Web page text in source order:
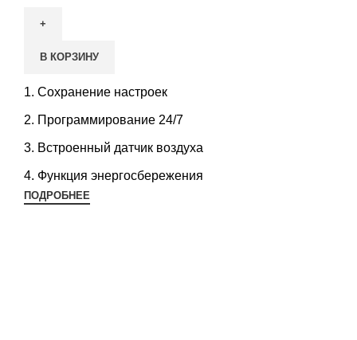
Программируемый
ТСВ КОРЗИНУ
Сохранение настроек
Программирование 24/7
Встроенный датчик воздуха
Функция энергосбережения
ПОДРОБНЕЕ